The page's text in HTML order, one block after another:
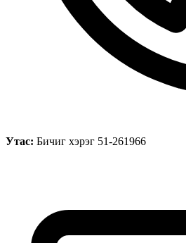
Утас: Бичиг хэрэг 51-261966